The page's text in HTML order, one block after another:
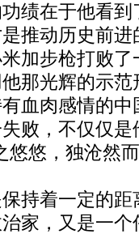
绩在于他看
推动历史前
加步枪打败
那光辉的示
血肉感情的
败，不仅仅
悠悠，独沧然
持着一定的
家，又是一